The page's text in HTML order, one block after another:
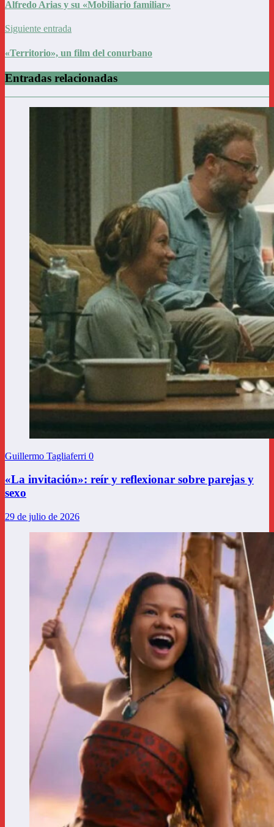
Alfredo Arias y su «Mobiliario familiar»
Siguiente entrada
«Territorio», un film del conurbano
Entradas relacionadas
Guillermo Tagliaferri 0
«La invitación»: reír y reflexionar sobre parejas y
sexo
29 de julio de 2026